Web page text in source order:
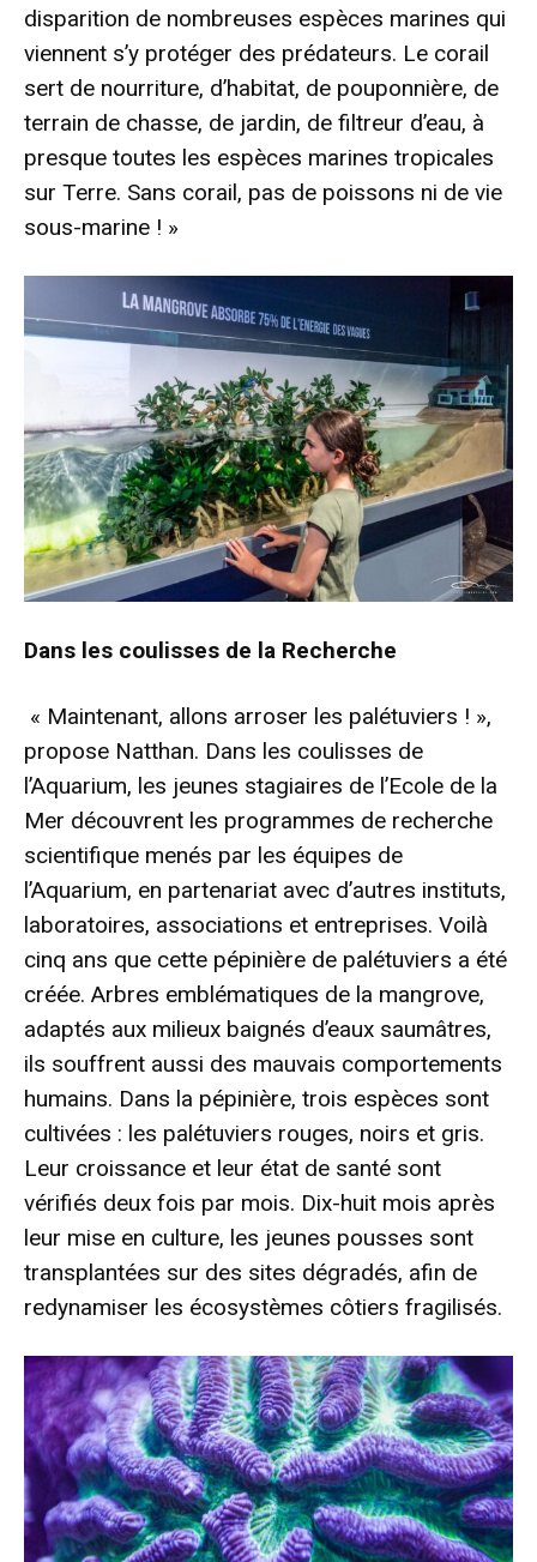
disparition de nombreuses espèces marines qui
viennent s’y protéger des prédateurs. Le corail
sert de nourriture, d’habitat, de pouponnière, de
terrain de chasse, de jardin, de filtreur d’eau, à
presque toutes les espèces marines tropicales
sur Terre. Sans corail, pas de poissons ni de vie
sous-marine ! »
Dans les coulisses de la Recherche
« Maintenant, allons arroser les palétuviers ! »,
propose Natthan. Dans les coulisses de
l’Aquarium, les jeunes stagiaires de l’Ecole de la
Mer découvrent les programmes de recherche
scientifique menés par les équipes de
l’Aquarium, en partenariat avec d’autres instituts,
laboratoires, associations et entreprises. Voilà
cinq ans que cette pépinière de palétuviers a été
créée. Arbres emblématiques de la mangrove,
adaptés aux milieux baignés d’eaux saumâtres,
ils souffrent aussi des mauvais comportements
humains. Dans la pépinière, trois espèces sont
cultivées : les palétuviers rouges, noirs et gris.
Leur croissance et leur état de santé sont
vérifiés deux fois par mois. Dix-huit mois après
leur mise en culture, les jeunes pousses sont
transplantées sur des sites dégradés, afin de
redynamiser les écosystèmes côtiers fragilisés.